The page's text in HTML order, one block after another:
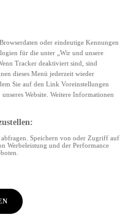
oder eindeutige Kennungen
für die unter „Wir und unsere
Tracker deaktiviert sind, sind
dieses Menü jederzeit wieder
Sie auf den Link Voreinstellungen
Website. Weitere Informationen
Speichern von oder Zugriff auf
Werbeleistung und der Performance